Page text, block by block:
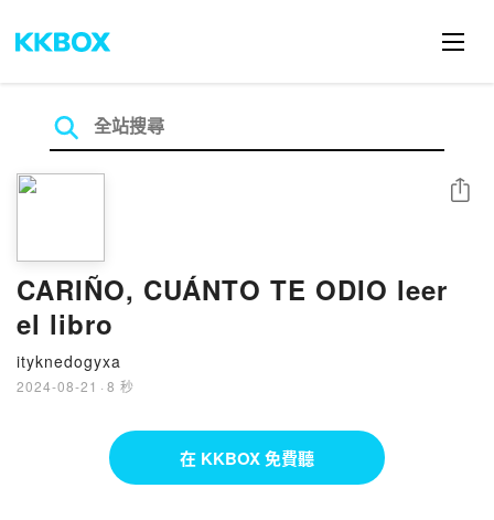
CARIÑO, CUÁNTO TE ODIO leer
el libro
ityknedogyxa
2024-08-21 · 8 秒
分享
在 KKBOX 免費聽